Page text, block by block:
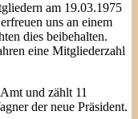
am 19.03.1975
uns an einem
dies beibehalten.
eine Mitgliederzahl
und zählt 11
der neue Präsident.